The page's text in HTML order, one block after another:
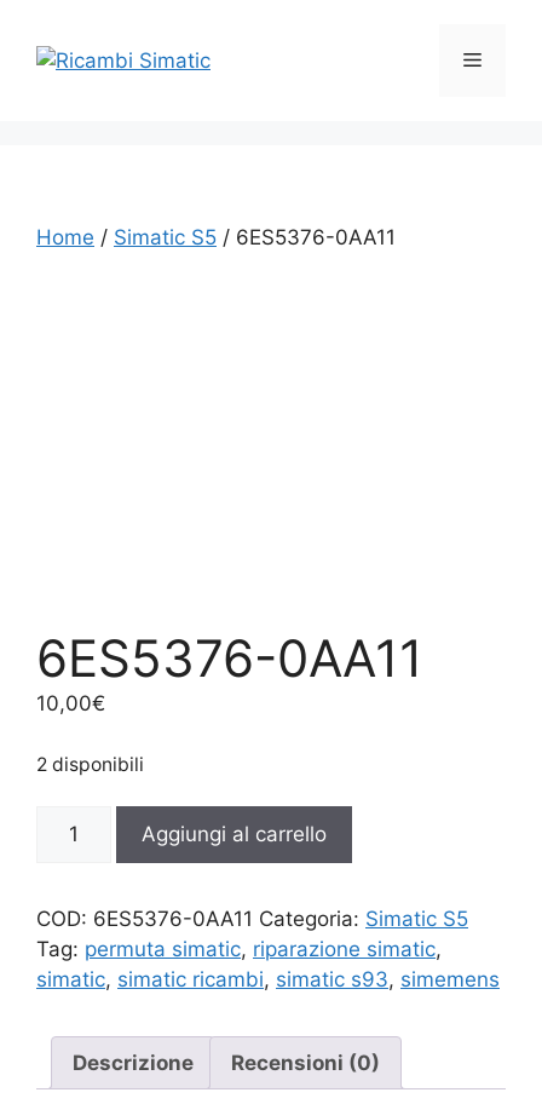
contenuto
Menu
Home / Simatic S5 / 6ES5376-0AA11
6ES5376-0AA11
10,00€
2 disponibili
6ES5376-
Aggiungi al carrello
COD: 6ES5376-0AA11 Categoria: Simatic S5
Tag: permuta simatic, riparazione simatic,
simatic, simatic ricambi, simatic s93, simemens
Descrizione Recensioni (0)